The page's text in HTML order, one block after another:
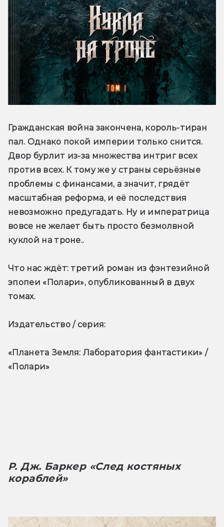
Гражданская война закончена, король-тиран
пал. Однако покой империи только снится.
Двор бурлит из-за множества интриг всех
против всех. К тому же у страны серьёзные
проблемы с финансами, а значит, грядёт
масштабная реформа, и её последствия
невозможно предугадать. Ну и императрица
вовсе не желает быть просто безмолвной
куклой на троне..
Что нас ждёт: третий роман из фэнтезийной
эпопеи «Полари», опубликованный в двух
томах.
Издательство / серия:
«Планета Земля: Лаборатория фантастики» /
«Полари»
Р. Дж. Баркер «След костяных
кораблей»